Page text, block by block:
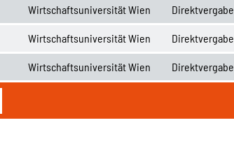
Wirtschaftsuniversität Wien Direktvergabe
Wirtschaftsuniversität Wien Direktvergabe
Wirtschaftsuniversität Wien Direktvergabe